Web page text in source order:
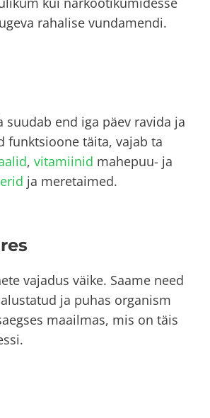
rahalise vundamendi.
end iga päev ravida ja
funktsioone täita, vajab ta
,vitamiinid mahepuu- ja
ja meretaimed.
vajadus väike. Saame need
ja puhas organism
maailmas, mis on täis